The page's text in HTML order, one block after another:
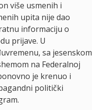
više usmenih i
upita nije dao
informaciju o
prijave. U
sa jesenskom
na Federalnoj
je krenuo i
politički